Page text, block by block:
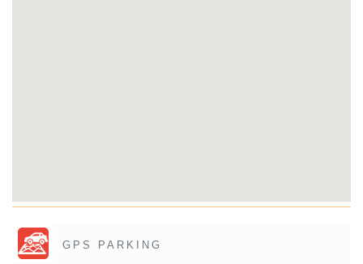
GPS PARKING